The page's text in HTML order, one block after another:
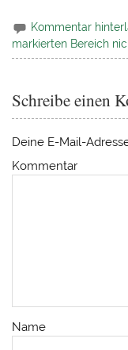
Kommentar
markierten Bereich
Schreibe einen
Deine E-Mail-
Kommentar
Name